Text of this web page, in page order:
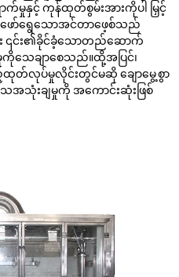
မှုနှင့် ကုန်ထုတ်စွမ်းအားကိုပါ မြှင့်
ော်ရွေသောအင်တာဖေ့စ်သည်
၎င်း၏ခိုင်ခံ့သောတည်ဆောက်
ေချာစေသည်။ထို့အပြင်၊
တ်လုပ်မှုလိုင်းတွင်မဆို ချောမွေ့စွာ
အသုံးချမှုကို အကောင်းဆုံးဖြစ်